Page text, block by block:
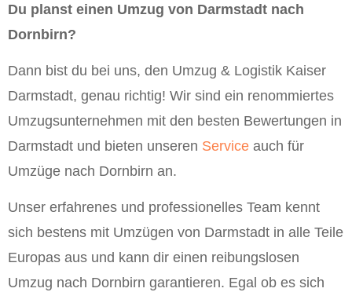
Du planst einen Umzug von Darmstadt nach
Dornbirn?
Dann bist du bei uns, den Umzug & Logistik Kaiser
Darmstadt, genau richtig! Wir sind ein renommiertes
Umzugsunternehmen mit den besten Bewertungen in
Darmstadt und bieten unseren Service auch für
Umzüge nach Dornbirn an.
Unser erfahrenes und professionelles Team kennt
sich bestens mit Umzügen von Darmstadt in alle Teile
Europas aus und kann dir einen reibungslosen
Umzug nach Dornbirn garantieren. Egal ob es sich